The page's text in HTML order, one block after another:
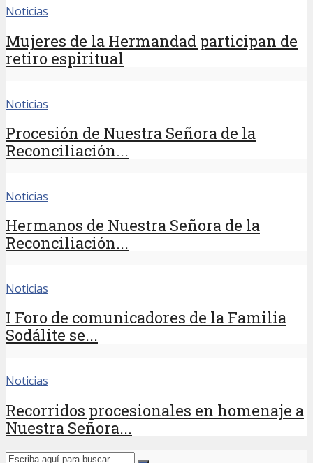
Noticias
Mujeres de la Hermandad participan de
retiro espiritual
Noticias
Procesión de Nuestra Señora de la
Reconciliación...
Noticias
Hermanos de Nuestra Señora de la
Reconciliación...
Noticias
I Foro de comunicadores de la Familia
Sodálite se...
Noticias
Recorridos procesionales en homenaje a
Nuestra Señora...